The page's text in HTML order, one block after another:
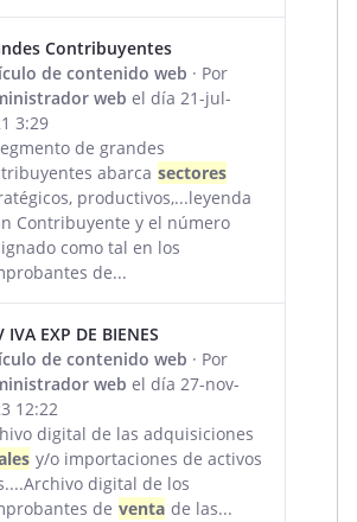
Contribuyentes
de contenido web · Por
web el día 21-jul-
3:29
de grandes
abarca sectores
productivos,...leyenda
Contribuyente y el número
como tal en los
de...
IVA EXP DE BIENES
de contenido web · Por
web el día 27-nov-
12:22
digital de las adquisiciones
y/o importaciones de activos
digital de los
de venta de las...